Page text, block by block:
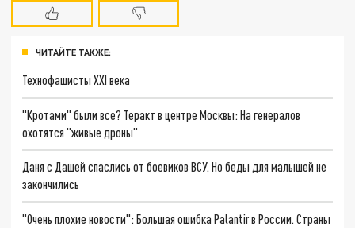
ЧИТАЙТЕ ТАКЖЕ:
Технофашисты XXI века
"Кротами" были все? Теракт в центре Москвы: На генералов
охотятся "живые дроны"
Даня с Дашей спаслись от боевиков ВСУ. Но беды для малышей не
закончились
"Очень плохие новости": Большая ошибка Palantir в России. Страны